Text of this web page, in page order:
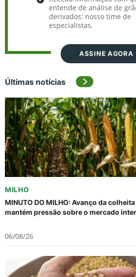
entende de análise de
derivados: nosso time de
especialistas.
ASSINE AGORA
Últimas notícias
MILHO
MINUTO DO MILHO: Avanço da
mantém pressão sobre o mercado
06/08/26